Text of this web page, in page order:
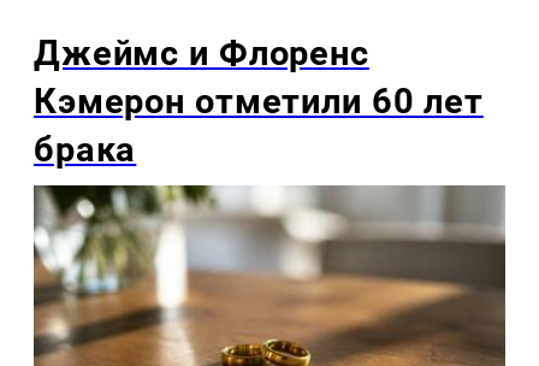
Джеймс и Флоренс
Кэмерон отметили 60 лет
брака